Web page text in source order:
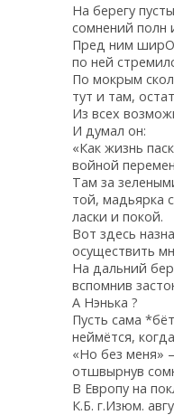
На берегу
сомнений полн
Пред ним
по ней
По мокрым
тут и там,
Из всех
И думал он:
«Как жизнь
войной
Там за
той, мадьярка
ласки и покой.
Вот здесь
осуществить
На дальний
вспомнив
А Нэнька ?
Пусть сама
неймётся,
«Но без меня»
отшвырнув
В Европу на
К.Б. г.Изюм.